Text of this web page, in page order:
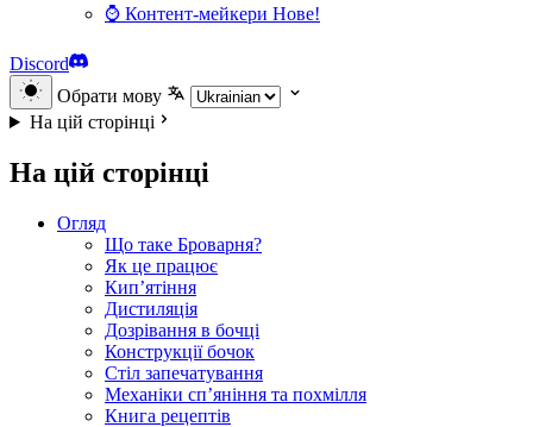
⌚ Контент-мейкери Нове!
Discord
Обрати мову
На цій сторінці
На цій сторінці
Огляд
Що таке Броварня?
Як це працює
Кип’ятіння
Дистиляція
Дозрівання в бочці
Конструкції бочок
Стіл запечатування
Механіки сп’яніння та похмілля
Книга рецептів